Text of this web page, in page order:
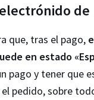
de
que, tras el pago,
en estado
pago y tener que
pedido, sobre